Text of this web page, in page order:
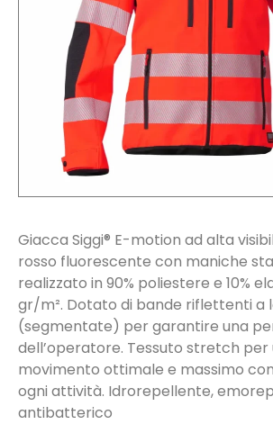
Giacca Siggi® E-motion ad alta
rosso fluorescente con maniche
realizzato in 90% poliestere e 10%
gr/m². Dotato di bande riflettenti a
(segmentate) per garantire una
dell’operatore. Tessuto stretch per
movimento ottimale e massimo
ogni attività. Idrorepellente,
antibatterico